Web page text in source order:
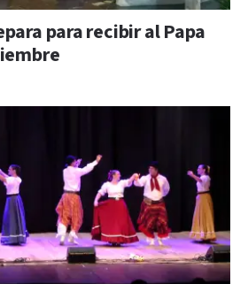
para recibir al Papa